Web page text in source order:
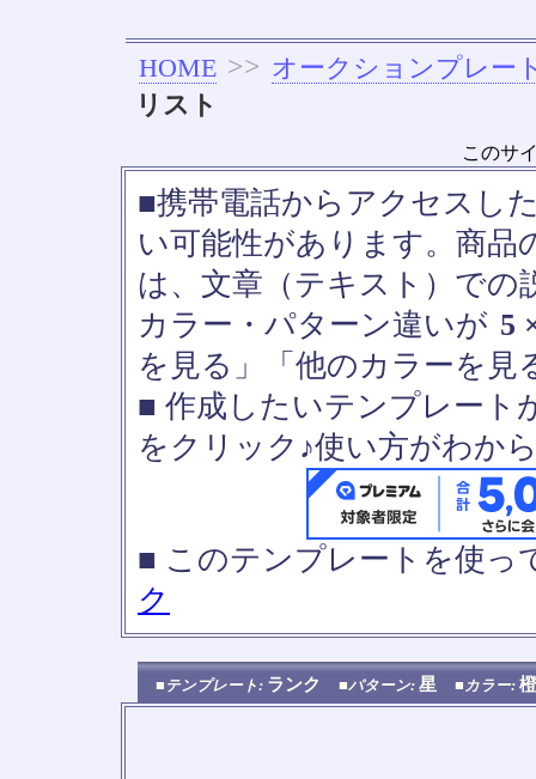
HOME >> オークションプレー
リスト
このサ
■携帯電話からアクセスし
い可能性があります。商品
は、文章（テキスト）で
カラー・パターン違いが 5
を見る」「他のカラーを
■ 作成したいテンプレート
をクリック♪使い方がわか
■ このテンプレートを使
ク
■テンプレート: ランク ■パターン: 星 ■カラー: 橙